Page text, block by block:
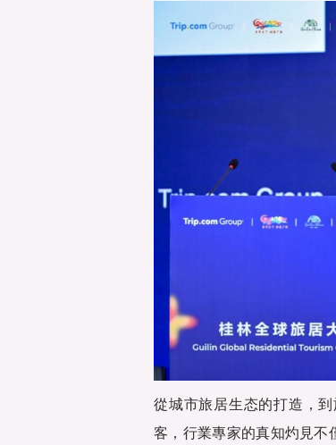
從城市旅居生态的打造，
客，行業專家的真知灼見不